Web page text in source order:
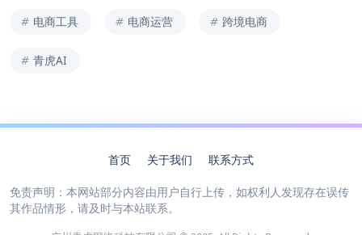
电商工具 电商运营 跨境电商
青虎AI
首页 关于我们 联系方式
免责声明：本网站部分内容由用户自行上传，如权利人发现存在误传
其作品情形，请及时与本站联系。